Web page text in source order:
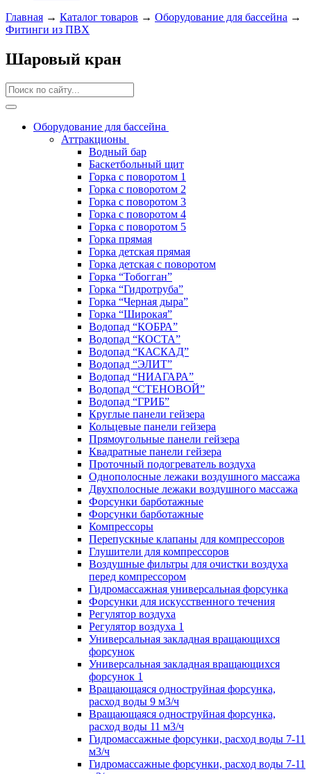
Главная → Каталог товаров → Оборудование для бассейна →
Фитинги из ПВХ
Шаровый кран
Оборудование для бассейна
Аттракционы
Водный бар
Баскетбольный щит
Горка с поворотом 1
Горка с поворотом 2
Горка с поворотом 3
Горка с поворотом 4
Горка с поворотом 5
Горка прямая
Горка детская прямая
Горка детская с поворотом
Горка “Тобогган”
Горка “Гидротруба”
Горка “Черная дыра”
Горка “Широкая”
Водопад “КОБРА”
Водопад “КОСТА”
Водопад “КАСКАД”
Водопад “ЭЛИТ”
Водопад “НИАГАРА”
Водопад “СТЕНОВОЙ”
Водопад “ГРИБ”
Круглые панели гейзера
Кольцевые панели гейзера
Прямоугольные панели гейзера
Квадратные панели гейзера
Проточный подогреватель воздуха
Однополосные лежаки воздушного массажа
Двухполосные лежаки воздушного массажа
Форсунки барботажные
Форсунки барботажные
Компрессоры
Перепускные клапаны для компрессоров
Глушители для компрессоров
Воздушные фильтры для очистки воздуха
перед компрессором
Гидромассажная универсальная форсунка
Форсунки для искусственного течения
Регулятор воздуха
Регулятор воздуха 1
Универсальная закладная вращающихся
форсунок
Универсальная закладная вращающихся
форсунок 1
Вращающаяся одноструйная форсунка,
расход воды 9 м3/ч
Вращающаяся одноструйная форсунка,
расход воды 11 м3/ч
Гидромассажные форсунки, расход воды 7-11
м3/ч
Гидромассажные форсунки, расход воды 7-11